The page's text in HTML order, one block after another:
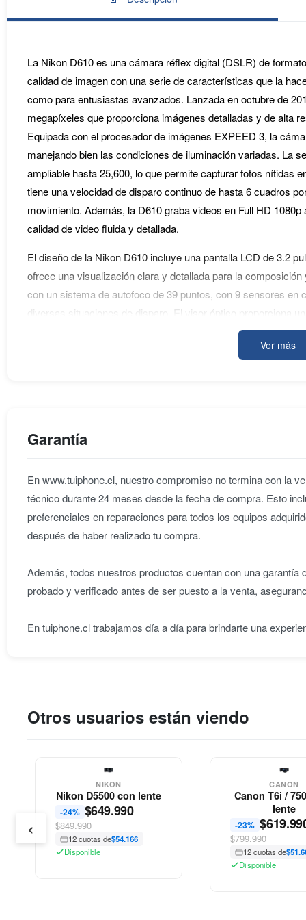
La Nikon D610 es una cámara réflex digital (DSLR) de
calidad de imagen con una serie de características que la
como para entusiastas avanzados. Lanzada en octubre de
megapíxeles que proporciona imágenes detalladas y de alta
Equipada con el procesador de imágenes EXPEED 3, la
manejando bien las condiciones de iluminación variadas. La
ampliable hasta 25,600, lo que permite capturar fotos nítidas
tiene una velocidad de disparo continuo de hasta 6 cuadros
movimiento. Además, la D610 graba videos en Full HD
calidad de video fluida y detallada.
El diseño de la Nikon D610 incluye una pantalla LCD de 3.2
ofrece una visualización clara y detallada para la
con un sistema de autofoco de 39 puntos, con 9 sensores en
diversas situaciones de disparo. El visor óptico proporciona
completa de la escena. La D610 presenta un cuerpo
diversas condiciones ambientales. La cámara tambiénVer más
Garantía
En www.tuiphone.cl, nuestro compromiso no termina con la
técnico durante 24 meses desde la fecha de compra. Esto
preferenciales en reparaciones para todos los equipos
después de haber realizado tu compra.
Además, todos nuestros productos cuentan con una
probado y verificado antes de ser puesto a la venta,
En tuiphone.cl trabajamos día a día para brindarte una
Otros usuarios están viendo
NIKON
Nikon D5500 con lente
-24% $649.990
$849.990
12 cuotas de$54.166
Disponible
CANON
Canon T6i /
lente
-23% $
$799.990
12 cuotas de
Disponible
‹